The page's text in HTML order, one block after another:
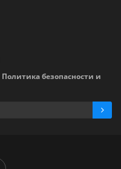
Политика безопасности и